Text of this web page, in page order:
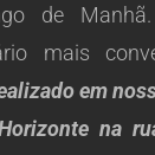
de
mais
em
na